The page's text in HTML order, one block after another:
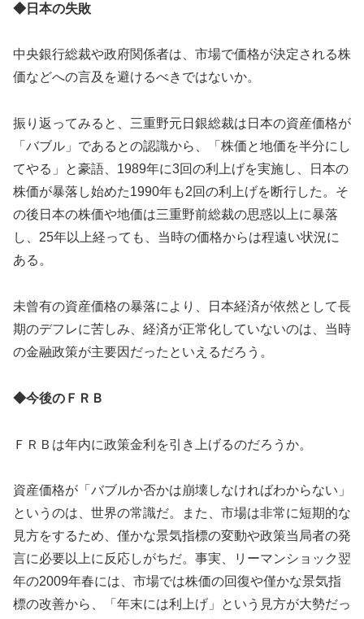
◆日本の失敗
中央銀行総裁や政府関係者は、市場で価格が決定される株
価などへの言及を避けるべきではないか。
振り返ってみると、三重野元日銀総裁は日本の資産価格が
「バブル」であるとの認識から、「株価と地価を半分にし
てやる」と豪語、1989年に3回の利上げを実施し、日本の
株価が暴落し始めた1990年も2回の利上げを断行した。そ
の後日本の株価や地価は三重野前総裁の思惑以上に暴落
し、25年以上経っても、当時の価格からは程遠い状況に
ある。
未曾有の資産価格の暴落により、日本経済が依然として長
期のデフレに苦しみ、経済が正常化していないのは、当時
の金融政策が主要因だったといえるだろう。
◆今後のＦＲＢ
ＦＲＢは年内に政策金利を引き上げるのだろうか。
資産価格が「バブルか否かは崩壊しなければわからない」
というのは、世界の常識だ。また、市場は非常に短期的な
見方をするため、僅かな景気指標の変動や政策当局者の発
言に必要以上に反応しがちだ。事実、リーマンショック翌
年の2009年春には、市場では株価の回復や僅かな景気指
標の改善から、「年末には利上げ」という見方が大勢だっ